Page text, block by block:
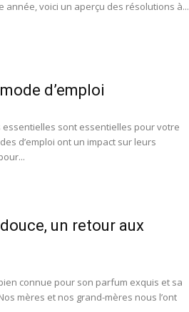
année, voici un aperçu des résolutions à...
d’emploi
sont essentielles pour votre
d’emploi ont un impact sur ​​leurs
un retour aux
connue pour son parfum exquis et sa
mères et nos grand-mères nous l’ont